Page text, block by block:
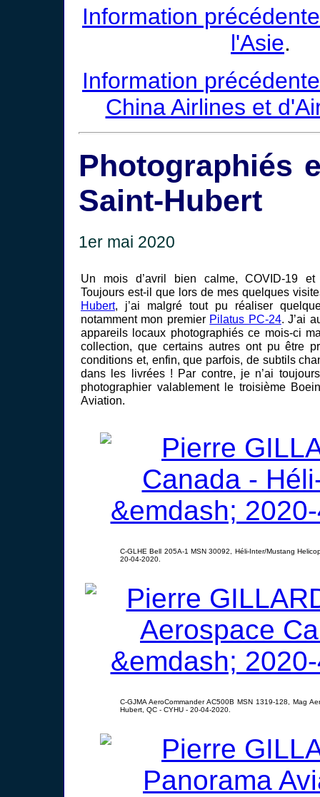
Information
l'Asie.
Information
China Airlines et
Photographiés
Saint-Hubert
1er mai 2020
Un mois d’avril bien calme, COVID-19 et
Toujours est-il que lors de mes quelques
Hubert, j’ai malgré tout pu réaliser
notamment mon premier Pilatus PC-24. J’ai
appareils locaux photographiés ce mois-ci
collection, que certains autres ont pu être
conditions et, enfin, que parfois, de subtils
dans les livrées ! Par contre, je n’ai
photographier valablement le troisième
Aviation.
C-GLHE Bell 205A-1 MSN 30092, Héli-Inter/Mustang
20-04-2020.
C-GJMA AeroCommander AC500B MSN 1319-128, Mag
Hubert, QC - CYHU - 20-04-2020.